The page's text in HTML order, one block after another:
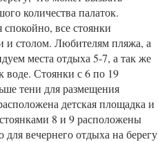
количества палаток.
все стоянки
и столом. Любителям пляжа, а
места отдыха 5-7, а так же
воде. Стоянки с 6 по 19
тени для размещения
детская площадка и
8 и 9 расположены
вечернего отдыха на берегу